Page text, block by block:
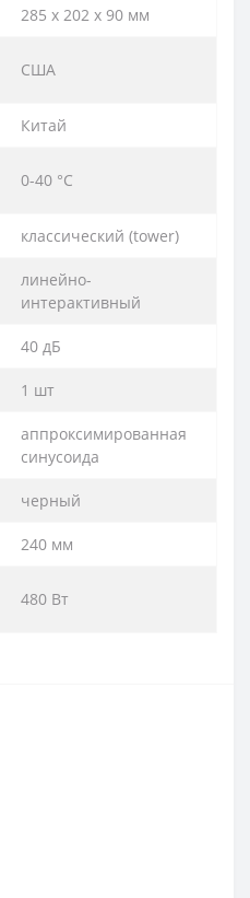
285 x 202 x 90 мм
США
Китай
0-40 °C
классический (tower)
линейно-
интерактивный
40 дБ
1 шт
аппроксимированная
синусоида
черный
240 мм
480 Вт